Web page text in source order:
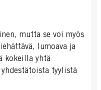
mutta se voi myös
lumoava ja
kokeilla yhtä
tyylistä